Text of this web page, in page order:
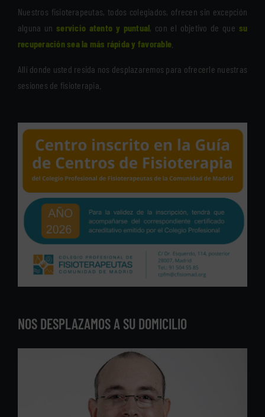
Nuestros fisioterapeutas, todos colegiados, ofrecen sin excepción
alguna unservicio atento y puntual, con el objetivo de que su
recuperación sea la más rápida y favorable
Allí donde usted resida nos desplazaremos para ofrecerle nuestras
sesiones de fisioterapia.
NOS DESPLAZAMOS A SU DOMICILIO